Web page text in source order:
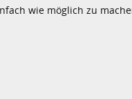
wie möglich zu